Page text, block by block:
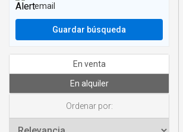
email
Guardar búsqueda
En venta
En alquiler
Ordenar por: